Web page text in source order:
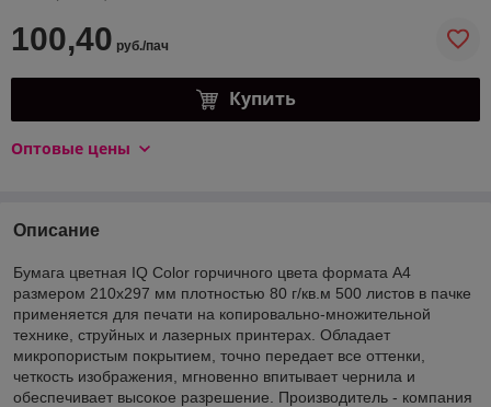
100,40 руб./пач
Купить
Оптовые цены
Описание
Бумага цветная IQ Color горчичного цвета формата A4
размером 210х297 мм плотностью 80 г/кв.м 500 листов в пачке
применяется для печати на копировально-множительной
технике, струйных и лазерных принтерах. Обладает
микропористым покрытием, точно передает все оттенки,
четкость изображения, мгновенно впитывает чернила и
обеспечивает высокое разрешение. Производитель - компания